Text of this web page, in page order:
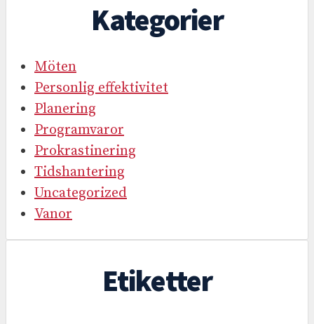
Kategorier
Möten
Personlig effektivitet
Planering
Programvaror
Prokrastinering
Tidshantering
Uncategorized
Vanor
Etiketter